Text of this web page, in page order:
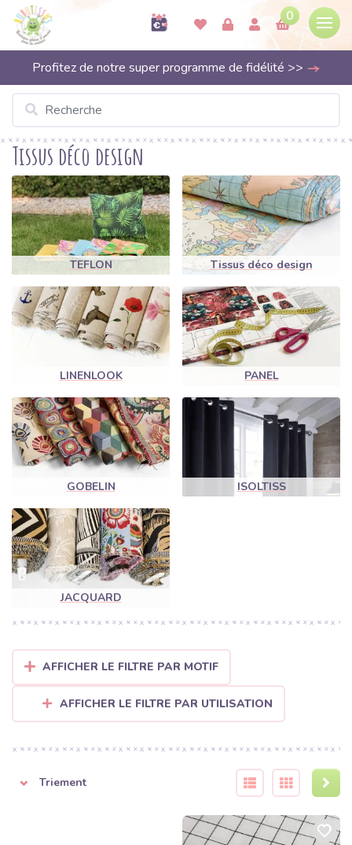
0
Profitez de notre super programme de fidélité >>
Tissus déco design
TEFLON Tissus déco design
LINENLOOK PANEL
GOBELIN ISOLTISS
JACQUARD
AFFICHER LE FILTRE PAR MOTIF
AFFICHER LE FILTRE PAR UTILISATION
Triement